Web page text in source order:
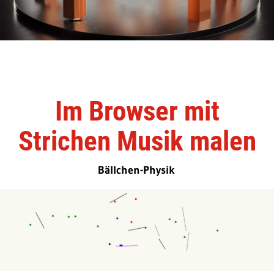
Im Browser mit
Strichen Musik malen
Bällchen-Physik